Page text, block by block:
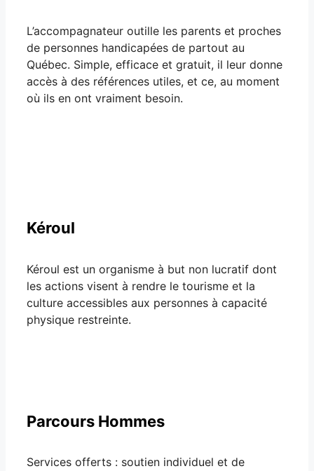
L’accompagnateur outille les parents et proches
de personnes handicapées de partout au
Québec. Simple, efficace et gratuit, il leur donne
accès à des références utiles, et ce, au moment
où ils en ont vraiment besoin.
Kéroul
Kéroul est un organisme à but non lucratif dont
les actions visent à rendre le tourisme et la
culture accessibles aux personnes à capacité
physique restreinte.
Parcours Hommes
Services offerts : soutien individuel et de